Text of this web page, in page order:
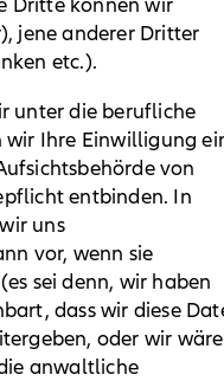
Dritte können wir
jene anderer Dritter
etc.).
unter die berufliche
Ihre Einwilligung
von
entbinden. In
uns
vor, wenn sie
sei denn, wir haben
dass wir diese
oder wir
anwaltliche